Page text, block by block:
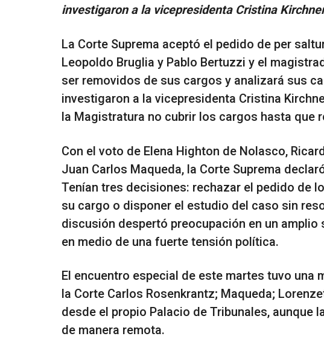
investigaron a la vicepresidenta Cristina
La Corte Suprema aceptó el pedido de per
Leopoldo Bruglia y Pablo Bertuzzi y el
ser removidos de sus cargos y analizará sus
investigaron a la vicepresidenta Cristina
la Magistratura no cubrir los cargos hasta que
Con el voto de Elena Highton de Nolasco,
Juan Carlos Maqueda, la Corte Suprema
Tenían tres decisiones: rechazar el pedido de
su cargo o disponer el estudio del caso sin
discusión despertó preocupación en un
en medio de una fuerte tensión política.
El encuentro especial de este martes tuvo una
la Corte Carlos Rosenkrantz; Maqueda;
desde el propio Palacio de Tribunales, aunque
de manera remota.